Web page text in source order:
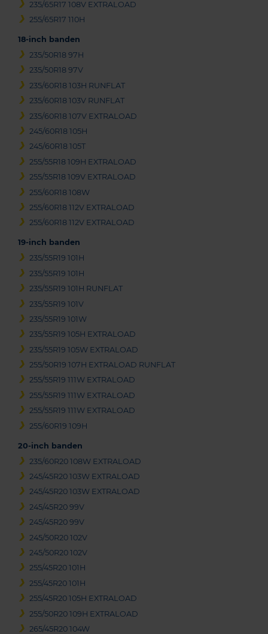
235/65R17 108V EXTRALOAD
255/65R17 110H
18-inch banden
235/50R18 97H
235/50R18 97V
235/60R18 103H RUNFLAT
235/60R18 103V RUNFLAT
235/60R18 107V EXTRALOAD
245/60R18 105H
245/60R18 105T
255/55R18 109H EXTRALOAD
255/55R18 109V EXTRALOAD
255/60R18 108W
255/60R18 112V EXTRALOAD
255/60R18 112V EXTRALOAD
19-inch banden
235/55R19 101H
235/55R19 101H
235/55R19 101H RUNFLAT
235/55R19 101V
235/55R19 101W
235/55R19 105H EXTRALOAD
235/55R19 105W EXTRALOAD
255/50R19 107H EXTRALOAD RUNFLAT
255/55R19 111W EXTRALOAD
255/55R19 111W EXTRALOAD
255/55R19 111W EXTRALOAD
255/60R19 109H
20-inch banden
235/60R20 108W EXTRALOAD
245/45R20 103W EXTRALOAD
245/45R20 103W EXTRALOAD
245/45R20 99V
245/45R20 99V
245/50R20 102V
245/50R20 102V
255/45R20 101H
255/45R20 101H
255/45R20 105H EXTRALOAD
255/50R20 109H EXTRALOAD
265/45R20 104W